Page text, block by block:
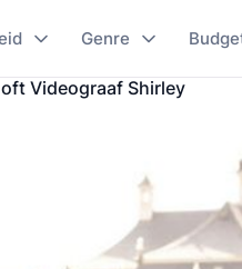
Genre
Videograaf Shirley